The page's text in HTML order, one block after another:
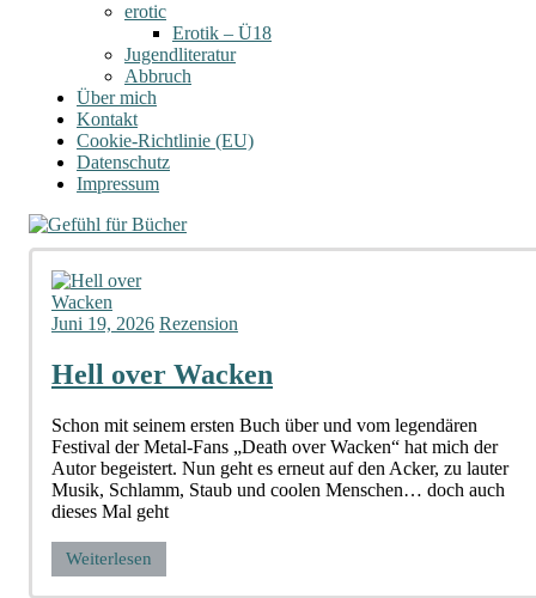
erotic
Erotik – Ü18
Jugendliteratur
Abbruch
Über mich
Kontakt
Cookie-Richtlinie (EU)
Datenschutz
Impressum
Juni 19, 2026 Rezension
Hell over Wacken
Schon mit seinem ersten Buch über und vom legendären
Festival der Metal-Fans „Death over Wacken“ hat mich der
Autor begeistert. Nun geht es erneut auf den Acker, zu lauter
Musik, Schlamm, Staub und coolen Menschen… doch auch
dieses Mal geht
Weiterlesen